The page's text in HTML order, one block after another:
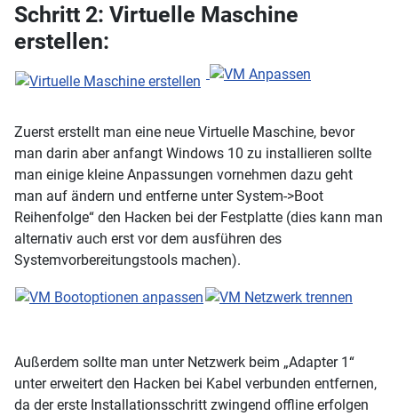
Schritt 2: Virtuelle Maschine
erstellen:
Zuerst erstellt man eine neue Virtuelle Maschine, bevor
man darin aber anfangt Windows 10 zu installieren sollte
man einige kleine Anpassungen vornehmen dazu geht
man auf ändern und entferne unter System->Boot
Reihenfolge“ den Hacken bei der Festplatte (dies kann man
alternativ auch erst vor dem ausführen des
Systemvorbereitungstools machen).
Außerdem sollte man unter Netzwerk beim „Adapter 1“
unter erweitert den Hacken bei Kabel verbunden entfernen,
da der erste Installationsschritt zwingend offline erfolgen